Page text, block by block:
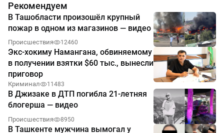
Рекомендуем
В Ташобласти произошёл крупный
пожар в одном из магазинов — видео
Происшествия 12460
Экс-хокиму Намангана, обвиняемому
в получении взятки $60 тыс., вынесли
приговор
Криминал 11483
В Джизаке в ДТП погибла 21-летняя
блогерша — видео
Происшествия 8950
В Ташкенте мужчина вымогал у